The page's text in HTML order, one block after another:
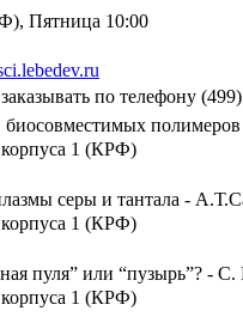
Пятница 10:00
по телефону
1 (КРФ)
серы и тантала -
1 (КРФ)
пуля” или “пузырь”?
1 (КРФ)